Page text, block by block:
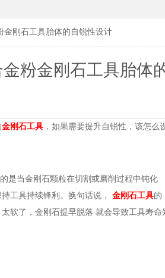
金刚石工具胎体的自锐性设计
粉金刚石工具胎体
金刚石工具 ，如果需要提升自锐性，该怎么
是当金刚石颗粒在切割或磨削过程中钝化
工具持续锋利。换句话说，
金刚石工具的
太软了， 金刚石提早脱落 就会导致工具寿命